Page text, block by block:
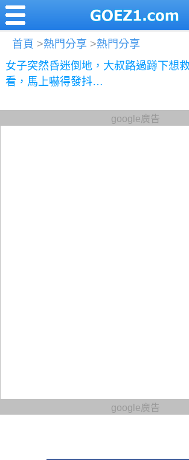
首頁 >熱門分享 >熱門分享
女子突然昏迷倒地，大叔路過蹲下想
看，馬上嚇得發抖…
google廣告
google廣告